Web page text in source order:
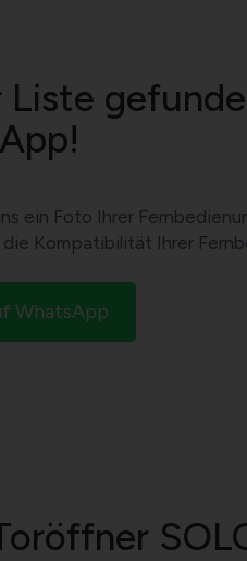
ein Foto Ihrer
Kompatibilität Ihrer
WhatsApp